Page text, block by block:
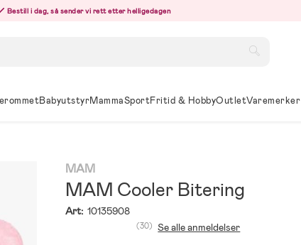
Bestill i dag, så sender vi rett etter helligedagen
BabyutstyrMammaSportFritid & HobbyOutletVaremerker
MAM
MAM Cooler Bitering
Art: 10135908
(30) Se alle anmeldelser